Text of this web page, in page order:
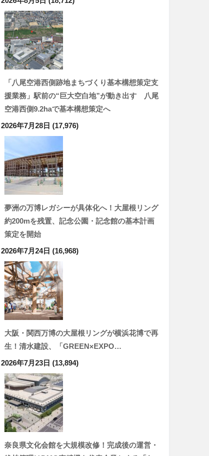
「八尾空港西側跡地まちづくり基本構想策定支
援業務」駅前の“巨大空白地”が動き出す 八尾
空港西側9.2haで基本構想策定へ
2026年7月28日 (17,976)
夢洲の万博レガシーが具体化へ！大屋根リング
約200mを残置、記念公園・記念館の基本計画
策定を開始
2026年7月24日 (16,968)
大阪・関西万博の大屋根リングが横浜花博で再
生！清水建設、「GREEN×EXPO…
2026年7月23日 (13,894)
奈良県文化会館を大規模改修！完成後の運営・